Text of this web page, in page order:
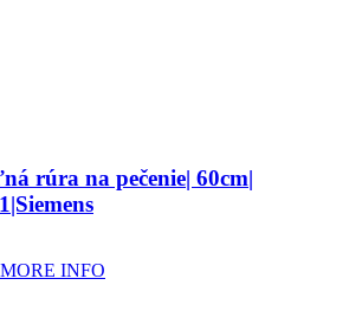
rúra na pečenie| 60cm|
MORE INFO